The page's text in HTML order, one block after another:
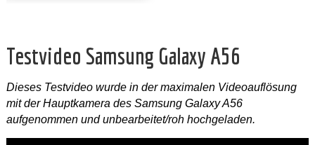
Testvideo Samsung Galaxy A56
Dieses Testvideo wurde in der maximalen Videoauflösung
mit der Hauptkamera des Samsung Galaxy A56
aufgenommen und unbearbeitet/roh hochgeladen.